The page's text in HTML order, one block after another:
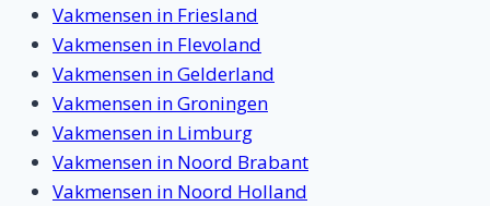
Vakmensen in Friesland
Vakmensen in Flevoland
Vakmensen in Gelderland
Vakmensen in Groningen
Vakmensen in Limburg
Vakmensen in Noord Brabant
Vakmensen in Noord Holland